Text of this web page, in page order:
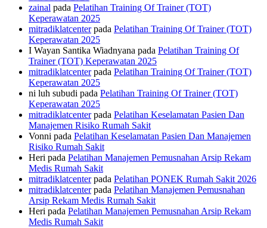
zainal pada Pelatihan Training Of Trainer (TOT)
Keperawatan 2025
mitradiklatcenterpada Pelatihan Training Of Trainer (TOT)
Keperawatan 2025
I Wayan Santika Wiadnyana pada Pelatihan Training Of
Trainer (TOT) Keperawatan 2025
mitradiklatcenterpada Pelatihan Training Of Trainer (TOT)
Keperawatan 2025
ni luh subudi pada Pelatihan Training Of Trainer (TOT)
Keperawatan 2025
mitradiklatcenterpada Pelatihan Keselamatan Pasien Dan
Manajemen Risiko Rumah Sakit
Vonni pada Pelatihan Keselamatan Pasien Dan Manajemen
Risiko Rumah Sakit
Heri pada Pelatihan Manajemen Pemusnahan Arsip Rekam
Medis Rumah Sakit
mitradiklatcenterpada Pelatihan PONEK Rumah Sakit 2026
mitradiklatcenterpada Pelatihan Manajemen Pemusnahan
Arsip Rekam Medis Rumah Sakit
Heri pada Pelatihan Manajemen Pemusnahan Arsip Rekam
Medis Rumah Sakit